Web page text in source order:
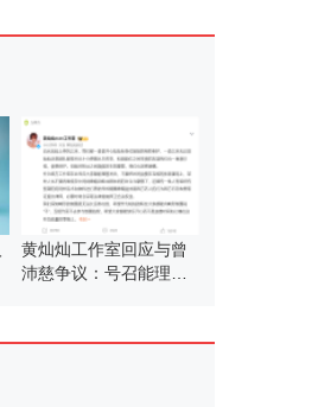
黄灿灿工作室回应与曾
沛慈争议：号召能理智